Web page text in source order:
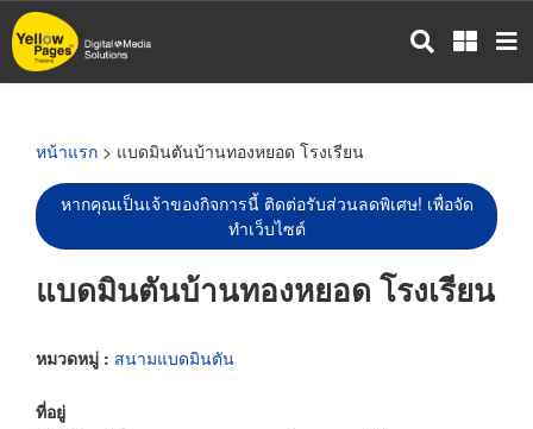
ข้าม
ไป
หน้าแรก > แบดมินตันบ้านทองหยอด โรงเรียน
หากคุณเป็นเจ้าของกิจการนี้ ติดต่อรับส่วนลดพิเศษ! เพื่อจัด
ทำเว็บไซต์
แบดมินตันบ้านทองหยอด โรงเรียน
หมวดหมู่ : สนามแบดมินตัน
ที่อยู่